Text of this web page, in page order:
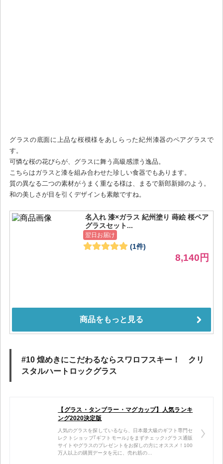
グラスの底面に上品な桜模様をあしらった紀州漆器のペアグラスで
す。
可憐な桜の花びらが、グラスに舞う高級感漂う逸品。
こちらはガラスと漆を組み合わせた珍しい食器でもあります。
質の異なる二つの素材がうまく重なる様は、まるで新郎新婦のよう。
和の美しさが目を引くデザインも素敵ですね。
#10 煌めきにこだわるならスワロフスキー！ クリ
スタルハートロックグラス
【グラス・タンブラー・マグカップ】人気ランキ
ング2020決定版
人気のグラスを探しているなら、日本最大級のギフト専門セ
レクトショップ｢ギフトモール｣をまずチェック♪グラス通販
サイトやグラスのプレゼントをお探しの方にオススメ！100
万人以上の購買データを元に、売れ筋の…